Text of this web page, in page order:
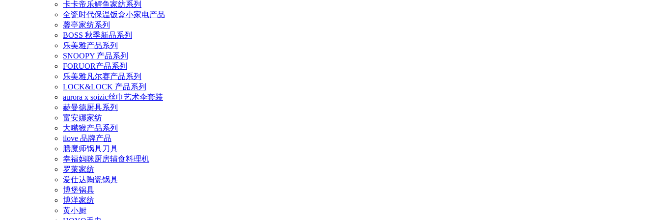
卡卡帝乐鳄鱼家纺系列
全瓷时代保温饭盒小家电产品
馨亭家纺系列
BOSS 秋季新品系列
乐美雅产品系列
SNOOPY 产品系列
FORUOR产品系列
乐美雅凡尔赛产品系列
LOCK&LOCK 产品系列
aurora x soizic丝巾艺术伞套装
赫曼德厨具系列
富安娜家纺
大嘴猴产品系列
ilove 品牌产品
膳魔师锅具刀具
幸福妈咪厨房辅食料理机
罗莱家纺
爱仕达陶瓷锅具
博堡锅具
博洋家纺
黄小厨